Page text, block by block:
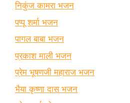
निकुंज कामरा भजन
पप्पू शर्मा भजन
पागल बाबा भजन
प्रकाश माली भजन
प्रेम भूषणजी महाराज भजन
भैया कृष्णा दास भजन